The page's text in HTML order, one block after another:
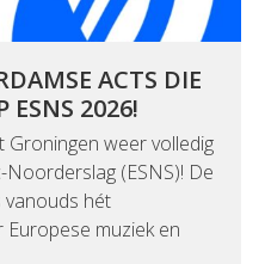
ACTS DIE
ESNS 2026!
Groningen weer volledig
(ESNS)! De
vanouds hét
muziek en